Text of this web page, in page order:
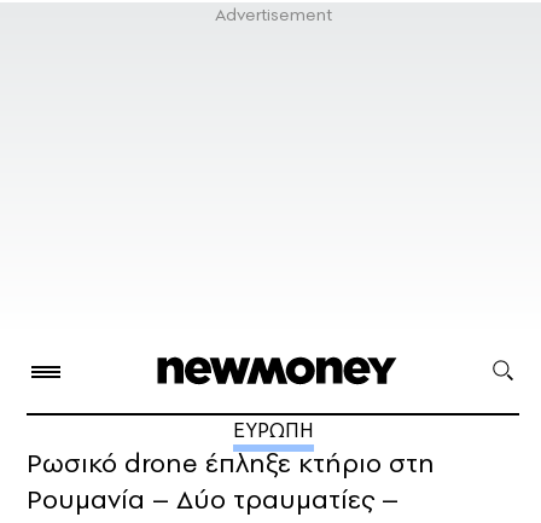
ΕΥΡΩΠΗ
Ρωσικό drone έπληξε κτήριο στη
Ρουμανία – Δύο τραυματίες –